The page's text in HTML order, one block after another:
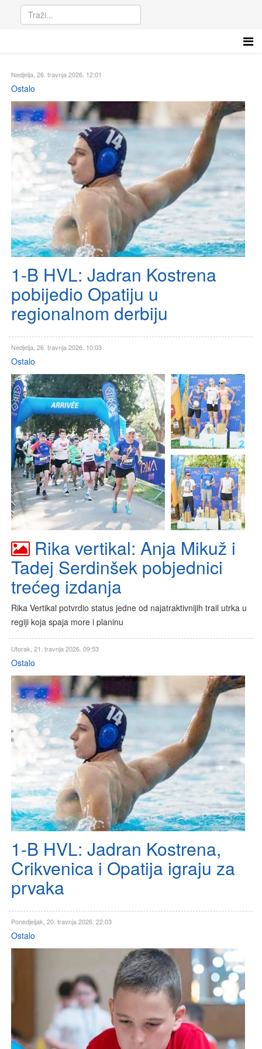
Nedjelja, 26. travnja 2026. 12:01
Ostalo
1-B HVL: Jadran Kostrena
pobijedio Opatiju u
regionalnom derbiju
Nedjelja, 26. travnja 2026. 10:03
Ostalo
Rika vertikal: Anja Mikuž i
Tadej Serdinšek pobjednici
trećeg izdanja
Rika Vertikal potvrdio status jedne od najatraktivnijih trail utrka u
regiji koja spaja more i planinu
Utorak, 21. travnja 2026. 09:53
Ostalo
1-B HVL: Jadran Kostrena,
Crikvenica i Opatija igraju za
prvaka
Ponedjeljak, 20. travnja 2026. 22:03
Ostalo